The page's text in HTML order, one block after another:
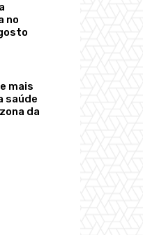
no
mais
saúde
da